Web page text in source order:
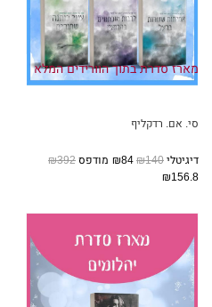
מארז סדרת בתוך הוורידים המלא
סי. אם. רדקליף
דיגיטלי₪140 מודפס₪392
₪156.8